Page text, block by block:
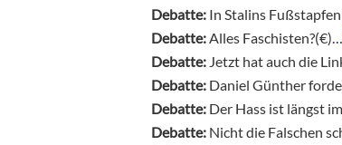
Debatte: In Stalins
Debatte: Alles Faschisten?(€)…
Debatte: Jetzt hat auch die
Debatte: Daniel Günther
Debatte: Der Hass ist längst
Debatte: Nicht die Falschen